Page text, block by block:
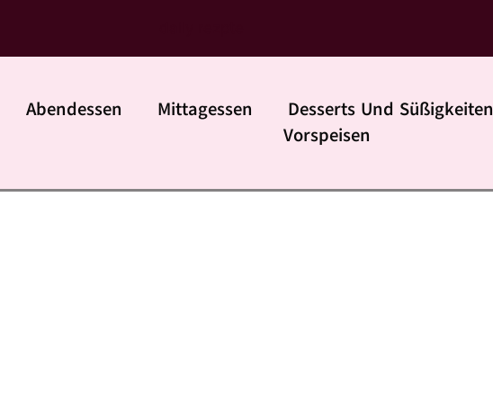
Abendessen Mittagessen Desserts Und Süßigkeiten
Vorspeisen